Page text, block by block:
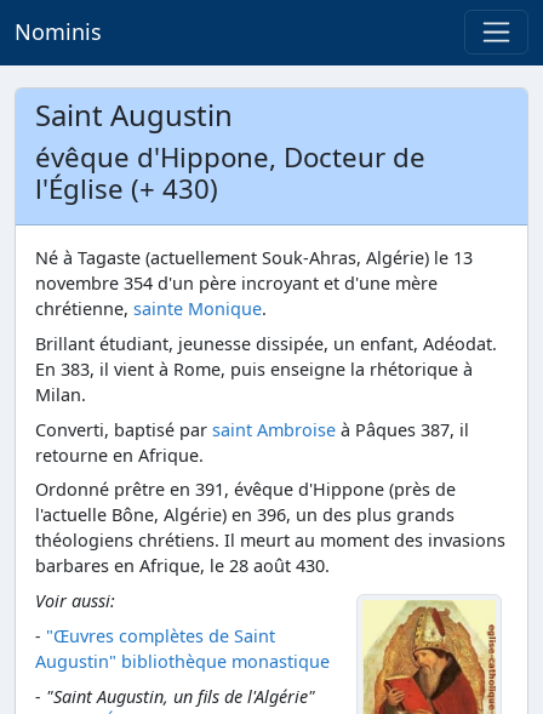
Nominis
Saint Augustin
évêque d'Hippone, Docteur de
l'Église (+ 430)
Né à Tagaste (actuellement Souk-Ahras, Algérie) le 13
novembre 354 d'un père incroyant et d'une mère
chrétienne, sainte Monique.
Brillant étudiant, jeunesse dissipée, un enfant, Adéodat.
En 383, il vient à Rome, puis enseigne la rhétorique à
Milan.
Converti, baptisé par saint Ambroise à Pâques 387, il
retourne en Afrique.
Ordonné prêtre en 391, évêque d'Hippone (près de
l'actuelle Bône, Algérie) en 396, un des plus grands
théologiens chrétiens. Il meurt au moment des invasions
barbares en Afrique, le 28 août 430.
Voir aussi:
- "Œuvres complètes de Saint
Augustin" bibliothèque monastique
- "Saint Augustin, un fils de l'Algérie"